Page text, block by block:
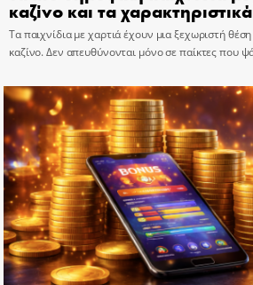
καζίνο και τα
Τα παιχνίδια με χαρτιά έχουν μια ξεχωριστή
καζίνο. Δεν απευθύνονται μόνο σε παίκτες που